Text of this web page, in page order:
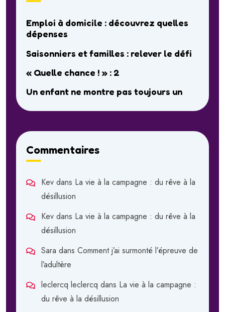
Emploi à domicile : découvrez quelles
dépenses
Saisonniers et familles : relever le défi
« Quelle chance ! » : 2
Un enfant ne montre pas toujours un
Commentaires
Kev dans La vie à la campagne : du rêve à la
désillusion
Kev dans La vie à la campagne : du rêve à la
désillusion
Sara dans Comment j’ai surmonté l’épreuve de
l’adultère
leclercq leclercq dans La vie à la campagne :
du rêve à la désillusion